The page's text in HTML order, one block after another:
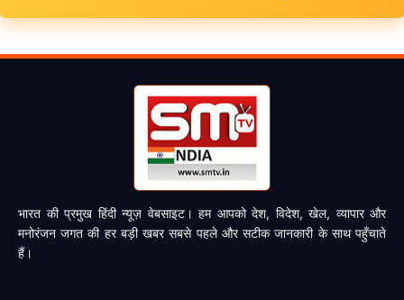
भारत की प्रमुख हिंदी न्यूज़ वेबसाइट। हम आपको देश, विदेश, खेल, व्यापार और
मनोरंजन जगत की हर बड़ी खबर सबसे पहले और सटीक जानकारी के साथ पहुँचाते
हैं।